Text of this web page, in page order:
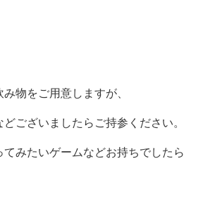
物をご用意しますが、
ございましたらご持参ください。
てみたいゲームなどお持ちでしたら